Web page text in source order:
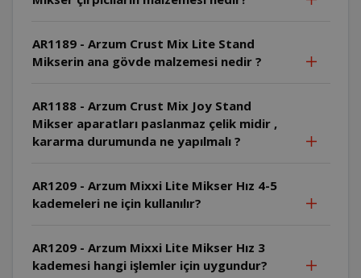
AR1189 - Arzum Crust Mix Lite Stand
Mikserin ana gövde malzemesi nedir ?
AR1188 - Arzum Crust Mix Joy Stand
Mikser aparatları paslanmaz çelik midir ,
kararma durumunda ne yapılmalı ?
AR1209 - Arzum Mixxi Lite Mikser Hız 4-5
kademeleri ne için kullanılır?
AR1209 - Arzum Mixxi Lite Mikser Hız 3
kademesi hangi işlemler için uygundur?